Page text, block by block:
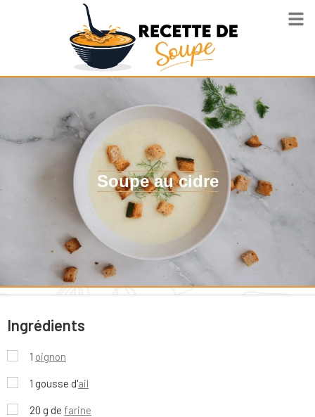
Soupe au cidre
Ingrédients
1 oignon
1 gousse d'ail
20 g de farine